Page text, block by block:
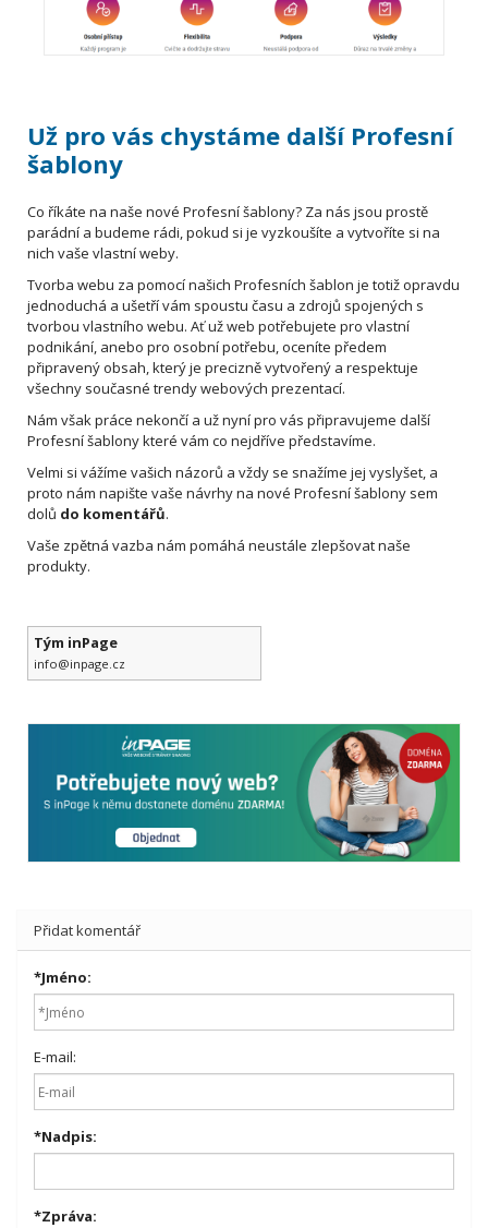
Už pro vás chystáme další Profesní
šablony
Co říkáte na naše nové Profesní šablony? Za nás jsou prostě
parádní a budeme rádi, pokud si je vyzkoušíte a vytvoříte si na
nich vaše vlastní weby.
Tvorba webu za pomocí našich Profesních šablon je totiž opravdu
jednoduchá a ušetří vám spoustu času a zdrojů spojených s
tvorbou vlastního webu. Ať už web potřebujete pro vlastní
podnikání, anebo pro osobní potřebu, oceníte předem
připravený obsah, který je precizně vytvořený a respektuje
všechny současné trendy webových prezentací.
Nám však práce nekončí a už nyní pro vás připravujeme další
Profesní šablony které vám co nejdříve představíme.
Velmi si vážíme vašich názorů a vždy se snažíme jej vyslyšet, a
proto nám napište vaše návrhy na nové Profesní šablony sem
dolů do komentářů.
Vaše zpětná vazba nám pomáhá neustále zlepšovat naše
produkty.
Tým inPage
info@inpage.cz
Přidat komentář
*Jméno:
E-mail:
*Nadpis:
*Zpráva: